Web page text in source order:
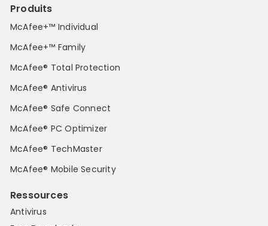
Produits
McAfee+™ Individual
McAfee+™ Family
McAfee® Total Protection
McAfee® Antivirus
McAfee® Safe Connect
McAfee® PC Optimizer
McAfee® TechMaster
McAfee® Mobile Security
Ressources
Antivirus